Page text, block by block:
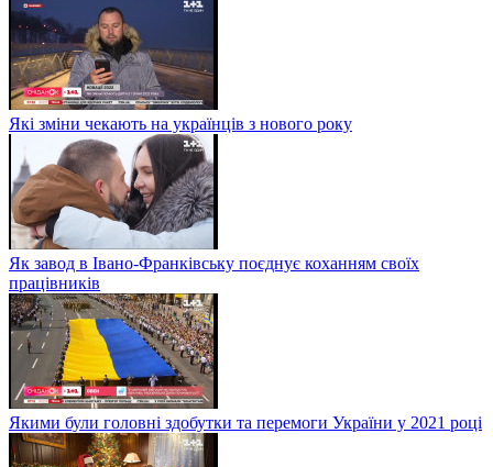
Які зміни чекають на українців з нового року
Як завод в Івано-Франківську поєднує коханням своїх
працівників
Якими були головні здобутки та перемоги України у 2021 році